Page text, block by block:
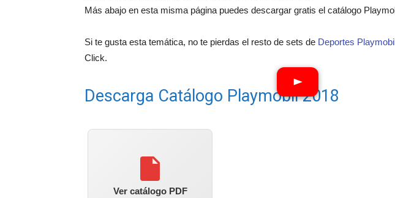
Más abajo en esta misma página puedes descargar gratis el catálogo
Si te gusta esta temática, no te pierdas el resto de sets de Deportes
Click.
Descarga Catálogo Playmobil 2018
Ver catálogo PDF